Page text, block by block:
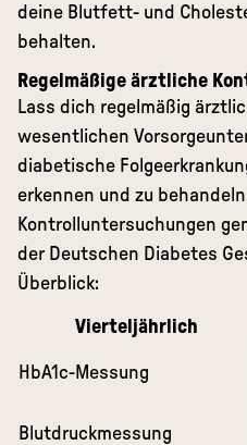
deine Blutfett- und
behalten.
Regelmäßige ärztliche
Lass dich regelmäßig
wesentlichen
diabetische
erkennen und zu
Kontrolluntersuchungen
der Deutschen Diabetes
Überblick:
Vierteljährlich
HbA1c-Messung
Blutdruckmessung